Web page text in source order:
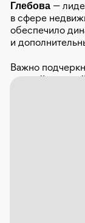
Глебова —
в сфере
обеспечило
и
Важно
усилий